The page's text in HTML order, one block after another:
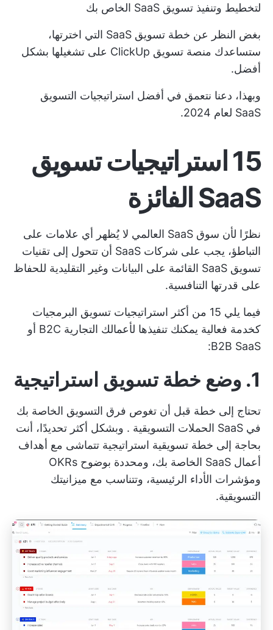
لتخطيط وتنفيذ تسويق SaaS الخاص بك
بغض النظر عن خطة تسويق SaaS التي اخترتها،
ستساعدك منصة تسويق ClickUp على تشغيلها بشكل
أفضل.
وبهذا، دعنا نتعمق في أفضل استراتيجيات التسويق
SaaS لعام 2024.
15 استراتيجيات تسويق
SaaS الفائزة
نظرًا لأن سوق SaaS العالمي لا يُظهر أي علامات على
التباطؤ، يجب على شركات SaaS أن تتحول إلى تقنيات
تسويق SaaS القائمة على البيانات وغير التقليدية للحفاظ
على قدرتها التنافسية.
فيما يلي 15 من أكثر استراتيجيات تسويق البرمجيات
كخدمة فعالية يمكنك تنفيذها لأعمالك التجارية B2C أو
B2B SaaS:
1. وضع خطة تسويق استراتيجية
تحتاج إلى خطة قبل أن تغوص فرق التسويق الخاصة بك
في SaaS
الحملات التسويقية . وبشكل أكثر تحديدًا، أنت
بحاجة إلى خطة تسويقية استراتيجية تتماشى مع أهداف
أعمال SaaS الخاصة بك، ومحددة بوضوح OKRs
ومؤشرات الأداء الرئيسية، وتتناسب مع ميزانيتك
التسويقية.